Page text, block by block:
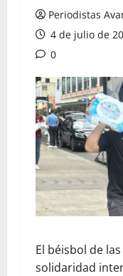
Periodistas
4 de julio de
0
El béisbol de
solidaridad